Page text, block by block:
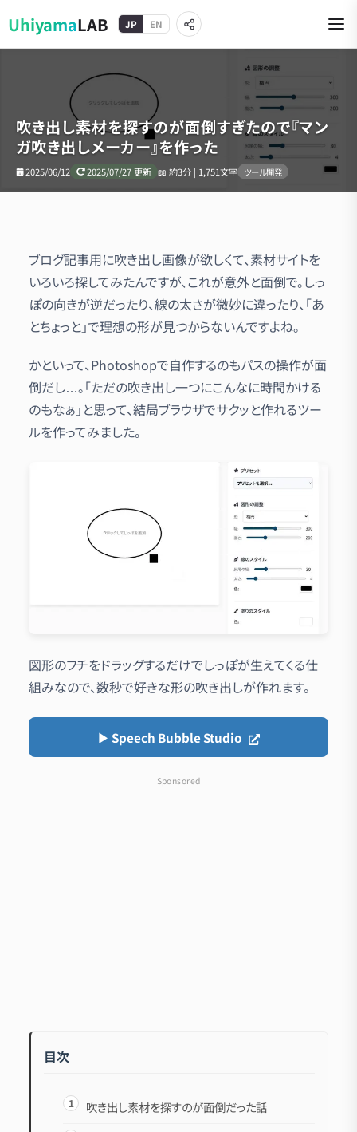
UhiyamaLAB JP EN
吹き出し素材を探すのが面倒すぎたので『マン
ガ吹き出しメーカー』を作った
2025/06/12 2025/07/27 更新 📖 約3分 | 1,751文字 ツール開発
ブログ記事用に吹き出し画像が欲しくて、素材サイトを
いろいろ探してみたんですが、これが意外と面倒で。しっ
ぽの向きが逆だったり、線の太さが微妙に違ったり、「あ
とちょっと」で理想の形が見つからないんですよね。
かといって、Photoshopで自作するのもパスの操作が面
倒だし…。「ただの吹き出し一つにこんなに時間かける
のもなぁ」と思って、結局ブラウザでサクッと作れるツー
ルを作ってみました。
図形のフチをドラッグするだけでしっぽが生えてくる仕
組みなので、数秒で好きな形の吹き出しが作れます。
▶︎ Speech Bubble Studio
Sponsored
目次
吹き出し素材を探すのが面倒だった話